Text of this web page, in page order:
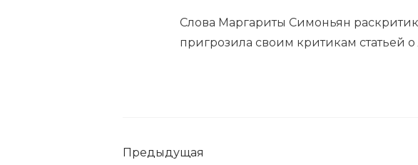
Слова Маргариты Симоньян
пригрозила своим критикам статьей
Предыдущая